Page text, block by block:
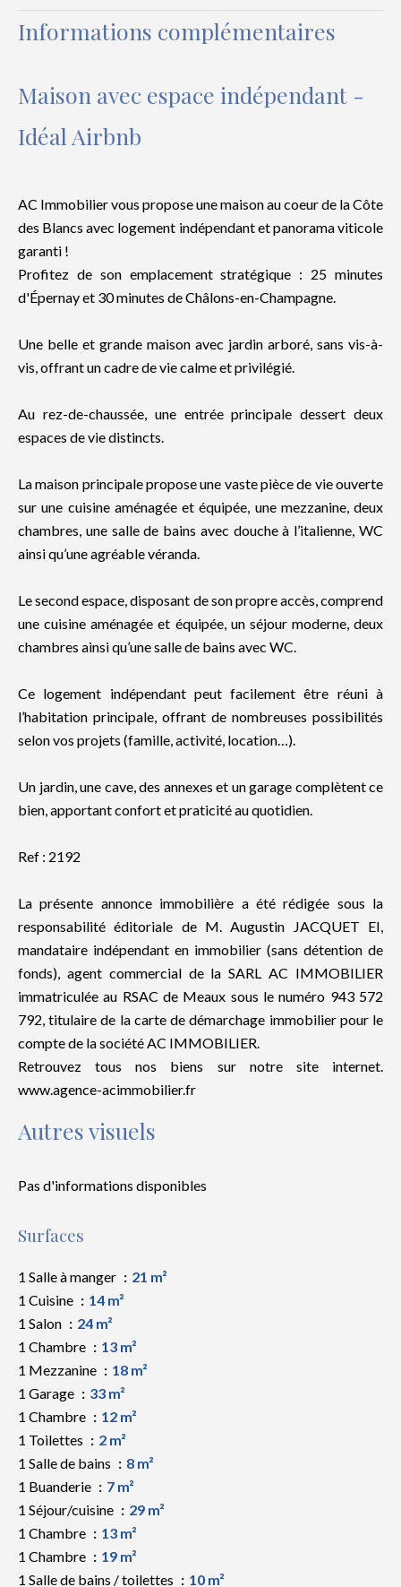
Informations complémentaires
Maison avec espace indépendant -
Idéal Airbnb
AC Immobilier vous propose une maison au coeur de la Côte
des Blancs avec logement indépendant et panorama viticole
garanti !
Profitez de son emplacement stratégique : 25 minutes
d'Épernay et 30 minutes de Châlons-en-Champagne.
Une belle et grande maison avec jardin arboré, sans vis-à-
vis, offrant un cadre de vie calme et privilégié.
Au rez-de-chaussée, une entrée principale dessert deux
espaces de vie distincts.
La maison principale propose une vaste pièce de vie ouverte
sur une cuisine aménagée et équipée, une mezzanine, deux
chambres, une salle de bains avec douche à l’italienne, WC
ainsi qu’une agréable véranda.
Le second espace, disposant de son propre accès, comprend
une cuisine aménagée et équipée, un séjour moderne, deux
chambres ainsi qu’une salle de bains avec WC.
Ce logement indépendant peut facilement être réuni à
l’habitation principale, offrant de nombreuses possibilités
selon vos projets (famille, activité, location…).
Un jardin, une cave, des annexes et un garage complètent ce
bien, apportant confort et praticité au quotidien.
Ref : 2192
La présente annonce immobilière a été rédigée sous la
responsabilité éditoriale de M. Augustin JACQUET EI,
mandataire indépendant en immobilier (sans détention de
fonds), agent commercial de la SARL AC IMMOBILIER
immatriculée au RSAC de Meaux sous le numéro 943 572
792, titulaire de la carte de démarchage immobilier pour le
compte de la société AC IMMOBILIER.
Retrouvez tous nos biens sur notre site internet.
www.agence-acimmobilier.fr
Autres visuels
Pas d'informations disponibles
Surfaces
1 Salle à manger
21 m²
1 Cuisine
14 m²
1 Salon
24 m²
1 Chambre
13 m²
1 Mezzanine
18 m²
1 Garage
33 m²
1 Chambre
12 m²
1 Toilettes
2 m²
1 Salle de bains
8 m²
1 Buanderie
7 m²
1 Séjour/cuisine
29 m²
1 Chambre
13 m²
1 Chambre
19 m²
1 Salle de bains / toilettes
10 m²